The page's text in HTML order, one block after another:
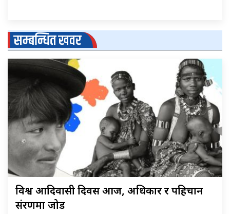
सम्बन्धित खवर
विश्व आदिवासी दिवस आज, अधिकार र पहिचान
संरक्षणमा जोड